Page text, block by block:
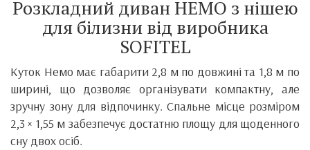
Розкладний диван НЕМО з нішею
для білизни від виробника
SOFITEL
Куток Немо має габарити 2,8 м по довжині та 1,8 м по
ширині, що дозволяє організувати компактну, але
зручну зону для відпочинку. Спальне місце розміром
2,3 × 1,55 м забезпечує достатню площу для щоденного
сну двох осіб.